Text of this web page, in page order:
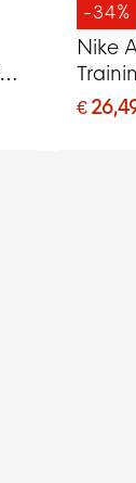
-34%
Nike
Grijs
€